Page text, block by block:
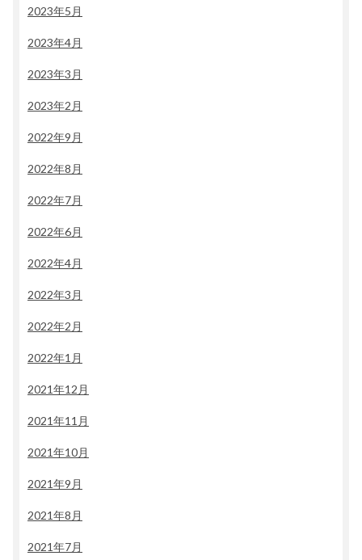
2023年5月
2023年4月
2023年3月
2023年2月
2022年9月
2022年8月
2022年7月
2022年6月
2022年4月
2022年3月
2022年2月
2022年1月
2021年12月
2021年11月
2021年10月
2021年9月
2021年8月
2021年7月